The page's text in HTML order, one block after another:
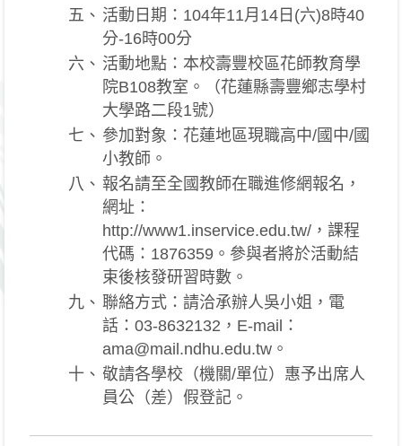
五、 活動日期：104年11月14日(六)8時40
分-16時00分
六、 活動地點：本校壽豐校區花師教育學
院B108教室。（花蓮縣壽豐鄉志學村
大學路二段1號）
七、 參加對象：花蓮地區現職高中/國中/國
小教師。
八、 報名請至全國教師在職進修網報名，
網址：
http://www1.inservice.edu.tw/，課程
代碼：1876359。參與者將於活動結
束後核發研習時數。
九、 聯絡方式：請洽承辦人吳小姐，電
話：03-8632132，E-mail：
ama@mail.ndhu.edu.tw。
十、 敬請各學校（機關/單位）惠予出席人
員公（差）假登記。